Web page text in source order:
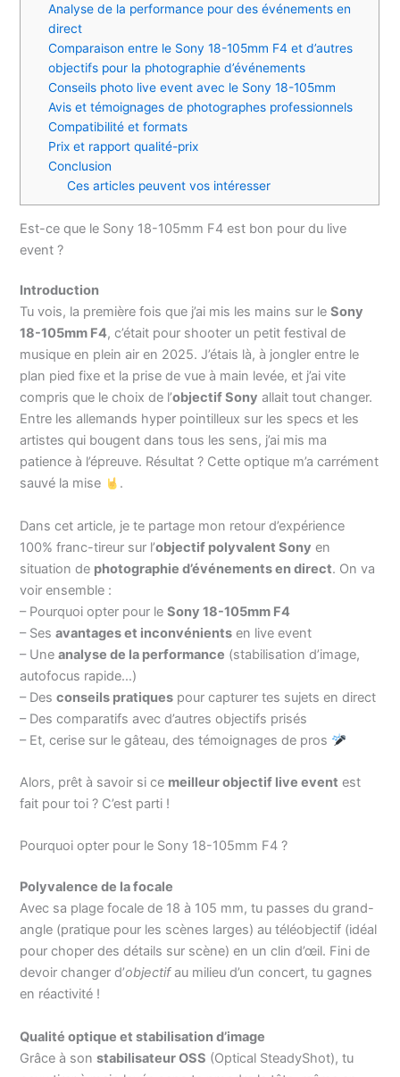
Analyse de la performance pour des événements en
direct
Comparaison entre le Sony 18-105mm F4 et d’autres
objectifs pour la photographie d’événements
Conseils photo live event avec le Sony 18-105mm
Avis et témoignages de photographes professionnels
Compatibilité et formats
Prix et rapport qualité-prix
Conclusion
Ces articles peuvent vos intéresser
Est-ce que le Sony 18-105mm F4 est bon pour du live
event ?
Introduction
Tu vois, la première fois que j’ai mis les mains sur leSony
18-105mm F4, c’était pour shooter un petit festival de
musique en plein air en 2025. J’étais là, à jongler entre le
plan pied fixe et la prise de vue à main levée, et j’ai vite
compris que le choix de l’objectif Sony allait tout changer.
Entre les allemands hyper pointilleux sur les specs et les
artistes qui bougent dans tous les sens, j’ai mis ma
patience à l’épreuve. Résultat ? Cette optique m’a carrément
sauvé la mise
.
Dans cet article, je te partage mon retour d’expérience
100% franc-tireur sur l’objectif polyvalent Sony en
situation de photographie d’événements en direct. On va
voir ensemble :
– Pourquoi opter pour leSony 18-105mm F4
– Sesavantages et inconvénients en live event
– Uneanalyse de la performance (stabilisation d’image,
autofocus rapide…)
– Desconseils pratiques pour capturer tes sujets en direct
– Des comparatifs avec d’autres objectifs prisés
– Et, cerise sur le gâteau, des témoignages de pros
Alors, prêt à savoir si ce meilleur objectif live event est
fait pour toi ? C’est parti !
Pourquoi opter pour le Sony 18-105mm F4 ?
Polyvalence de la focale
Avec sa plage focale de 18 à 105 mm, tu passes du grand-
angle (pratique pour les scènes larges) au téléobjectif (idéal
pour choper des détails sur scène) en un clin d’œil. Fini de
devoir changer d’objectifau milieu d’un concert, tu gagnes
en réactivité !
Qualité optique et stabilisation d’image
Grâce à sonstabilisateur OSS (Optical SteadyShot), tu